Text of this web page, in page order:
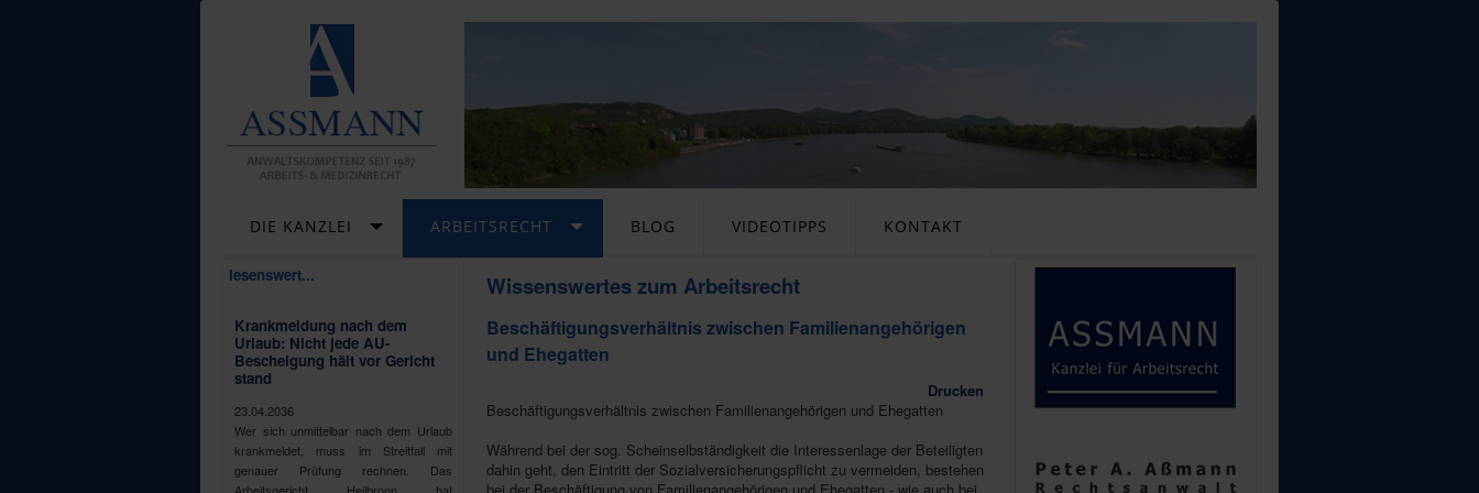
DIE KANZLEI ARBEITSRECHT BLOG VIDEOTIPPS KONTAKT
lesenswert...
Krankmeldung nach dem
Urlaub: Nicht jede AU-
Bescheigung hält vor Gericht
stand
23.04.2036
Wer sich unmittelbar nach dem Urlaub
krankmeldet, muss im Streitfall mit
genauer Prüfung rechnen. Das
Wissenswertes zum Arbeitsrecht
Beschäftigungsverhältnis zwischen Familienangehörigen
und Ehegatten
Drucken
Beschäftigungsverhältnis zwischen Familienangehörigen und Ehegatten
Während bei der sog. Scheinselbständigkeit die Interessenlage der Beteiligten
dahin geht, den Eintritt der Sozialversicherungspflicht zu vermeiden, bestehen